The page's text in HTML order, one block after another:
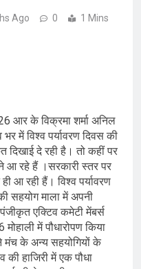
Ago 0 1 Mins
आर के विक्रमा शर्मा अनिल
भर में विश्व पर्यावरण दिवस की
दिखाई दे रही है। तो कहीं पर
आ रहे हैं ।सरकारी स्तर पर
आ रही हैं। विश्व पर्यावरण
सहयोग माला में अपनी
एक्टिव कमेटी मेंबर्स
में पौधारोपण किया
के अन्य सहयोगियों के
हाजिरी में एक पौधा